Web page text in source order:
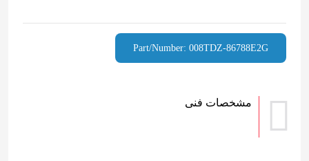
Part/Number: 008TDZ-86788E2G
مشخصات فنی